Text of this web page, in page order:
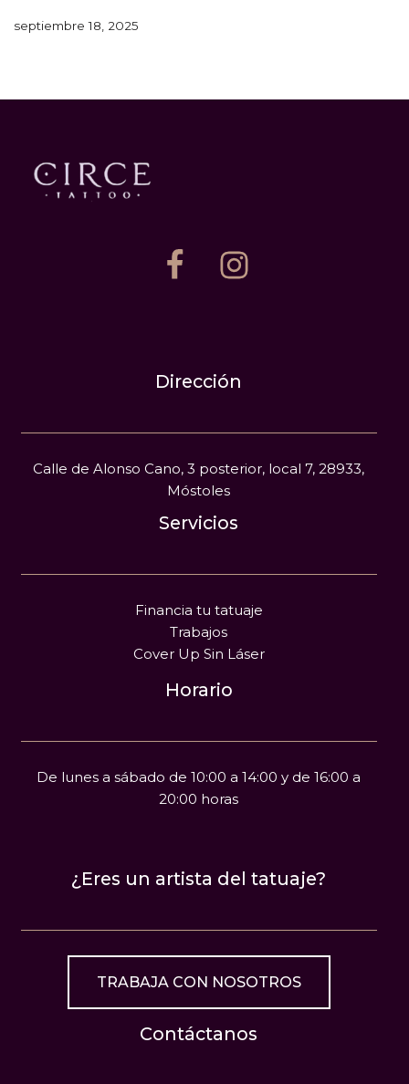
septiembre 18, 2025
Dirección
Calle de Alonso Cano, 3 posterior, local 7, 28933,
Móstoles
Servicios
Financia tu tatuaje
Trabajos
Cover Up Sin Láser
Horario
De lunes a sábado de 10:00 a 14:00 y de 16:00 a
20:00 horas
¿Eres un artista del tatuaje?
TRABAJA CON NOSOTROS
Contáctanos